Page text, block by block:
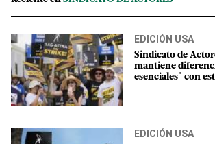
EDICIÓN USA
Sindicato de
mantiene
esenciales" con
EDICIÓN USA